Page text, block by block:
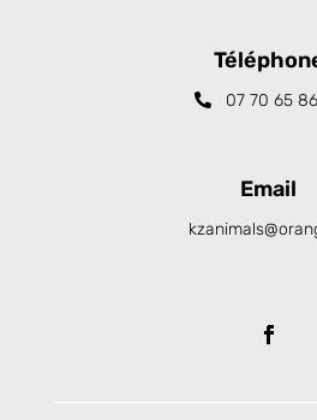
07 70 65
Email